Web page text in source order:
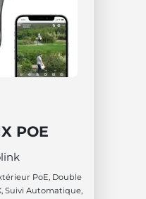
POE
PoE, Double
Suivi Automatique,